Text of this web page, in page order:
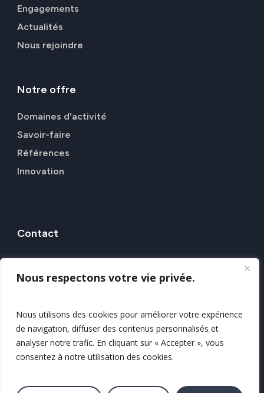
Nous respectons votre vie privée.
Nous utilisons des cookies pour améliorer votre expérience
de navigation, diffuser des contenus personnalisés et
analyser notre trafic. En cliquant sur « Accepter », vous
consentez à notre utilisation des cookies.
Engagements
Actualités
Nous rejoindre
Notre offre
Domaines d'activité
Savoir-faire
Références
Innovation
Contact
7 Rue Alfred Kastler, 44307 NANTES
Mentions légales
Politique de confidentialité